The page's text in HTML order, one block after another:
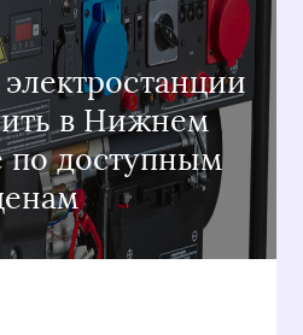
в Нижнем
по доступным